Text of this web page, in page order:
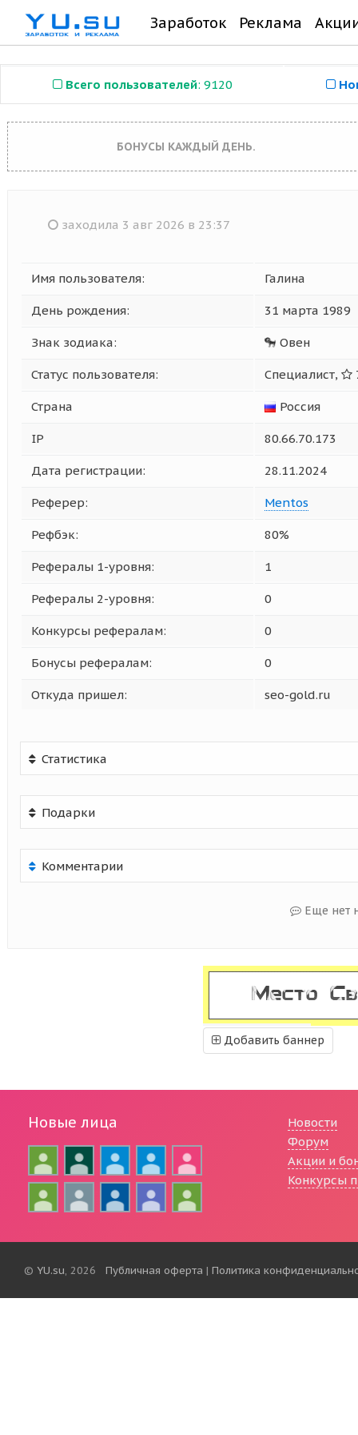
Заработок Реклама
Всего пользователей: 9120
БОНУСЫ КАЖДЫЙ ДЕНЬ.
заходила 3 авг 2026 в 23:37
Имя пользователя: Галина
День рождения: 31 марта 1989
Знак зодиака: Овен
Статус пользователя: Специалист,
Страна Россия
IP 80.66.70.173
Дата регистрации: 28.11.2024
Реферер: Mentos
Рефбэк: 80%
Рефералы 1-уровня: 1
Рефералы 2-уровня: 0
Конкурсы рефералам: 0
Бонусы рефералам: 0
Откуда пришел: seo-gold.ru
Статистика
Подарки
Комментарии
Еще нет
Добавить баннер
Новые лица
Новости
Форум
Акции и
Конкурсы
© YU.su, 2026 Публичная оферта | Политика